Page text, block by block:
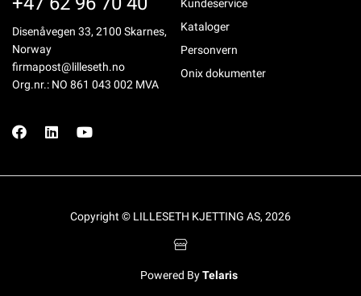
Disenåvegen 33, 2100 Skarnes,
Norway
firmapost@lilleseth.no
Org.nr.: NO 861 043 002 MVA
Kundeservice
Kataloger
Personvern
Onix dokumenter
Copyright © LILLESETH KJETTING AS, 2026
Powered ByTelaris